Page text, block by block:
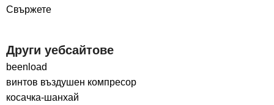
Свържете
Други уебсайтове
beenload
винтов въздушен компресор
косачка-шанхай